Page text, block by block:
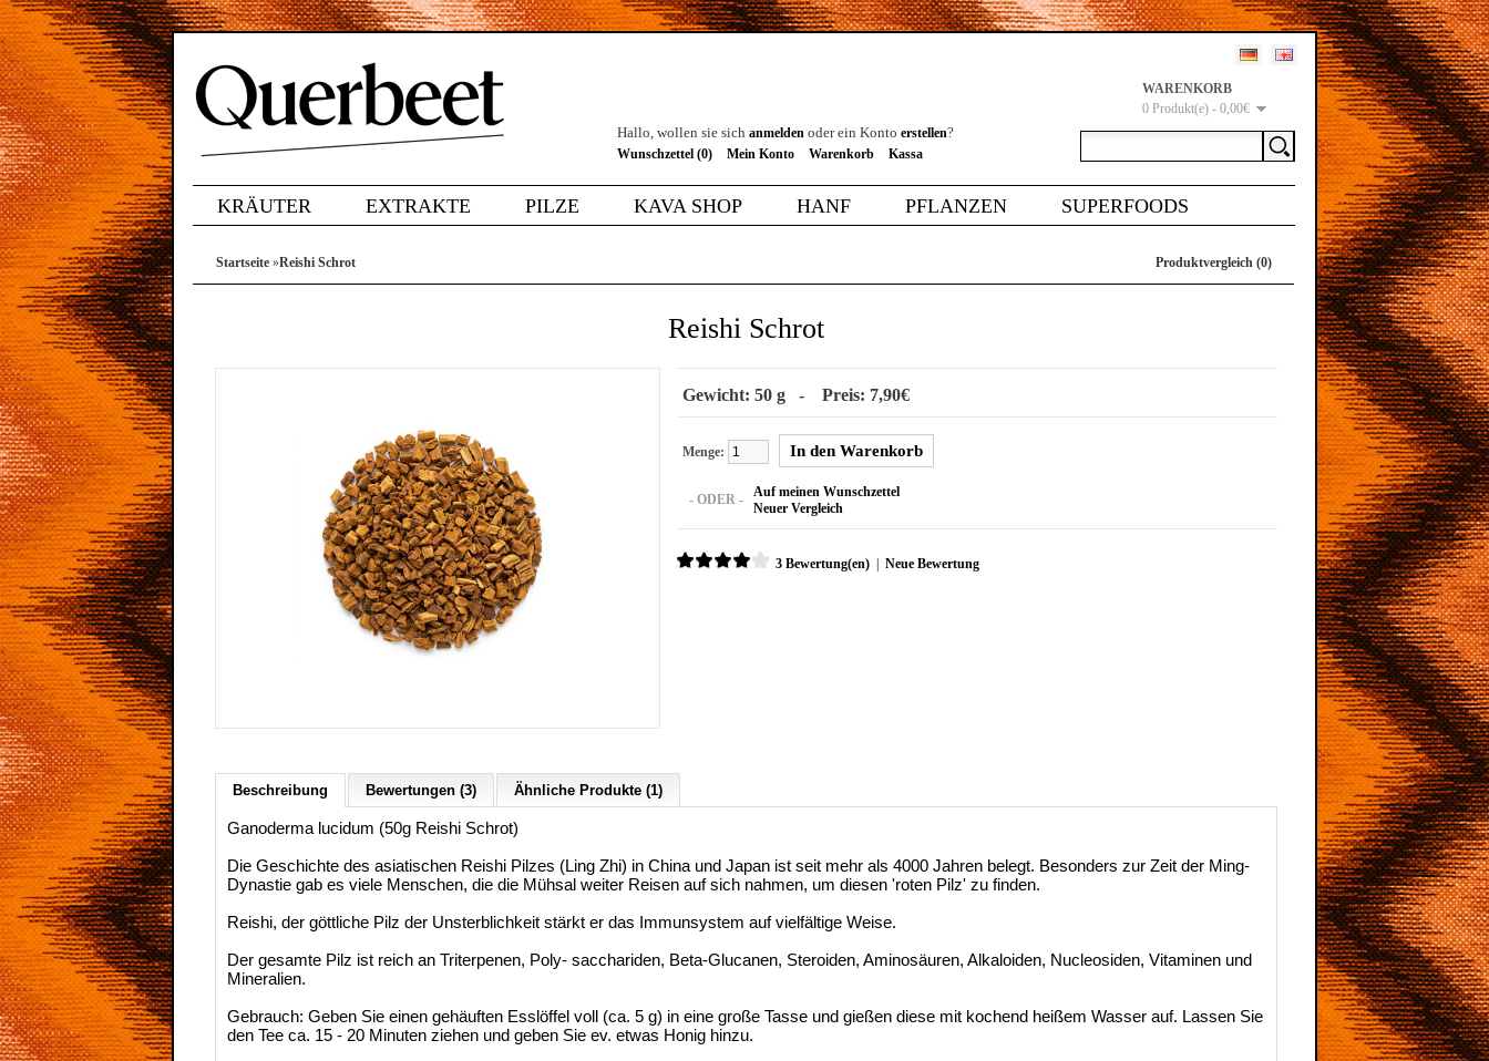
WARENKORB
0 Produkt(e) - 0,00€
Hallo, wollen sie sich anmelden oder ein Konto erstellen?
Wunschzettel (0) Mein Konto Warenkorb Kassa
KRÄUTER EXTRAKTE PILZE KAVA SHOP HANF PFLANZEN SUPERFOODS
Startseite »Reishi Schrot Produktvergleich (0)
Reishi Schrot
Gewicht: 50 g - Preis: 7,90€
Menge:
- ODER -
Auf meinen Wunschzettel
Neuer Vergleich
3 Bewertung(en) Neue Bewertung
Beschreibung Bewertungen (3) Ähnliche Produkte (1)
Ganoderma lucidum (50g Reishi Schrot)
Die Geschichte des asiatischen Reishi Pilzes (Ling Zhi) in China und Japan ist seit mehr als 4000 Jahren belegt. Besonders zur Zeit der Ming-
Dynastie gab es viele Menschen, die die Mühsal weiter Reisen auf sich nahmen, um diesen 'roten Pilz' zu finden.
Reishi, der göttliche Pilz der Unsterblichkeit stärkt er das Immunsystem auf vielfältige Weise.
Der gesamte Pilz ist reich an Triterpenen, Poly- sacchariden, Beta-Glucanen, Steroiden, Aminosäuren, Alkaloiden, Nucleosiden, Vitaminen und
Mineralien.
Gebrauch: Geben Sie einen gehäuften Esslöffel voll (ca. 5 g) in eine große Tasse und gießen diese mit kochend heißem Wasser auf. Lassen Sie
den Tee ca. 15 - 20 Minuten ziehen und geben Sie ev. etwas Honig hinzu.